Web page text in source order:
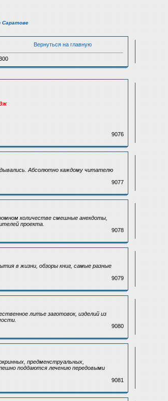
Саратове
Вернуться на главную
9076
Абсолютно каждому читателю
9077
количестве смешные анекдоты,
проекта.
9078
в жизни, обзоры книг, самые разные
9079
литье заготовок, изделий из
9080
предменструальных,
поддаются лечению передовыми
9081